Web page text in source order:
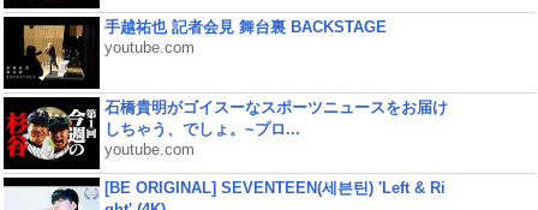
手越祐也 記者会見 舞台裏 BACKSTAGE
youtube.com
石橋貴明がゴイスーなスポーツニュースをお届け
しちゃう、でしょ。~プロ...
youtube.com
[BE ORIGINAL] SEVENTEEN(세븐틴) 'Left & Ri